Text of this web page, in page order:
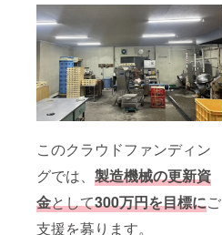
このクラウドファンディン
グでは、 製造機械の更新資
金として300万円を目標にご
支援を募ります。